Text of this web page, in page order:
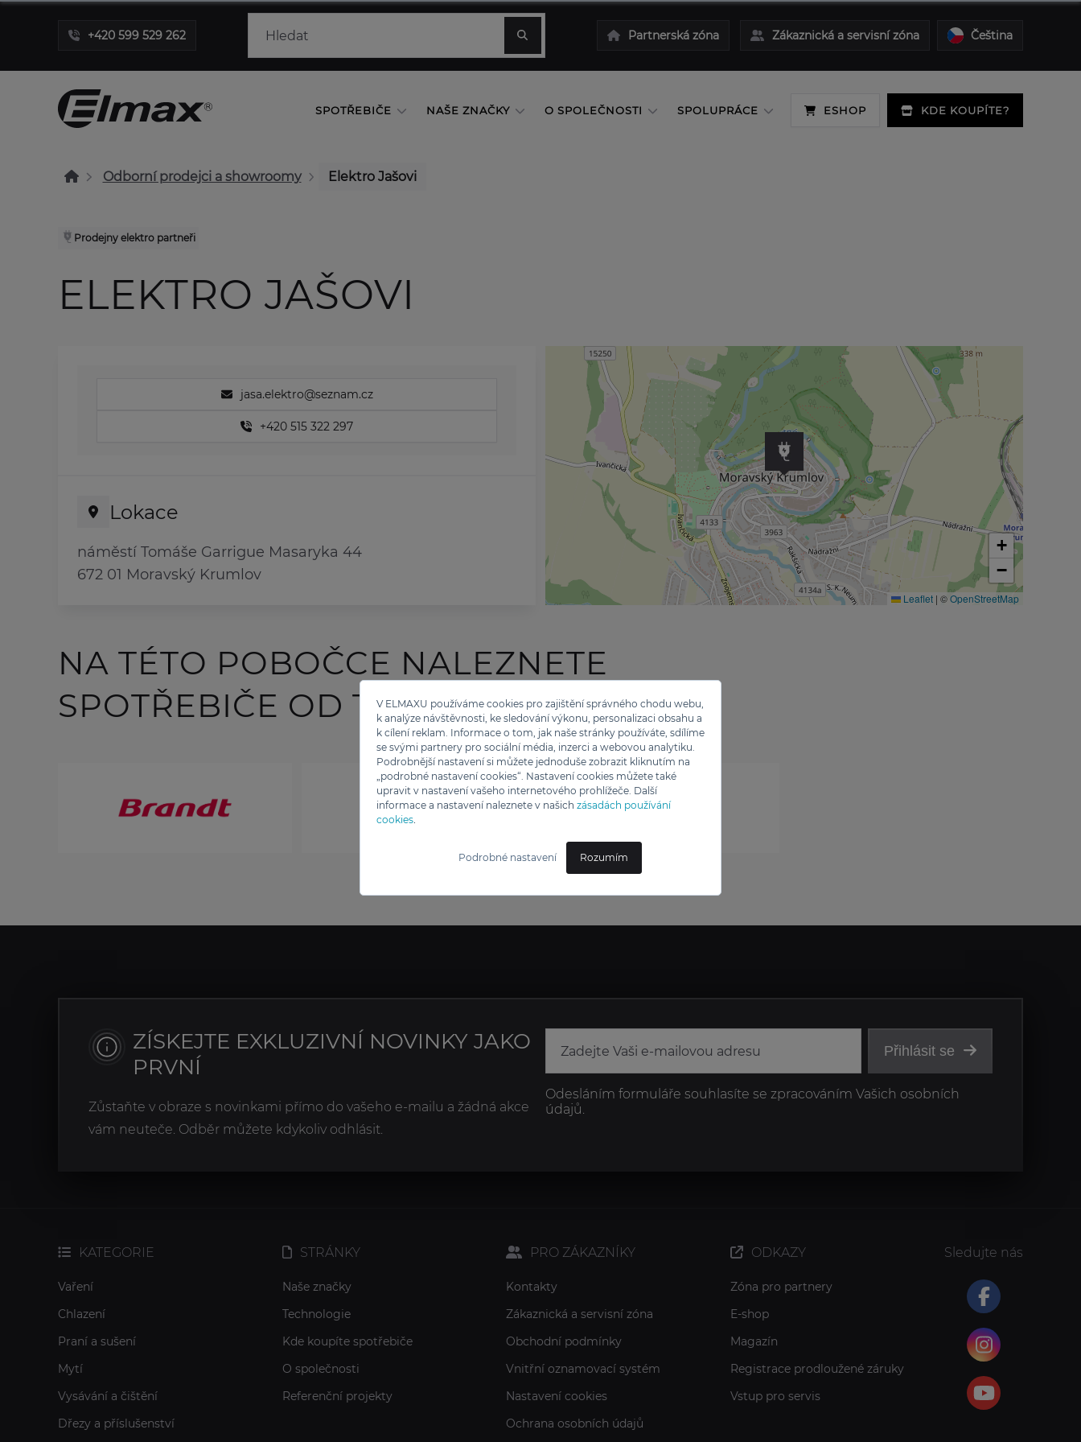
V ELMAXU používáme cookies pro zajištění správného chodu webu,
k analýze návštěvnosti, ke sledování výkonu, personalizaci obsahu a
k cílení reklam. Informace o tom, jak naše stránky používáte, sdílíme
se svými partnery pro sociální média, inzerci a webovou analytiku.
Podrobnější nastavení si můžete jednoduše zobrazit kliknutím na
„podrobné nastavení cookies“. Nastavení cookies můžete také
upravit v nastavení vašeho internetového prohlížeče. Další
informace a nastavení naleznete v našich zásadách používání
cookies.
Podrobné nastavení Rozumím
+420 599 529 262 Partnerská zóna Zákaznická a servisní zóna Čeština
SPOTŘEBIČE NAŠE ZNAČKY O SPOLEČNOSTI SPOLUPRÁCE ESHOP KDE KOUPÍTE?
Odborní prodejci a showroomy Elektro Jašovi
Prodejny elektro partneři
ELEKTRO JAŠOVI
jasa.elektro@seznam.cz
+420 515 322 297
Lokace
náměstí Tomáše Garrigue Masaryka 44
672 01 Moravský Krumlov
+
−
Leaflet | ©OpenStreetMap
NA TÉTO POBOČCE NALEZNETE
SPOTŘEBIČE OD TĚCHTO ZNAČEK
ZÍSKEJTE EXKLUZIVNÍ NOVINKY JAKO
PRVNÍ
Zůstaňte v obraze s novinkami přímo do vašeho e-mailu a žádná akce
vám neuteče. Odběr můžete kdykoliv odhlásit.
Přihlásit se
Odesláním formuláře souhlasíte se zpracováním Vašich osobních
údajů.
KATEGORIE
Vaření
Chlazení
Praní a sušení
Mytí
Vysávání a čištění
Dřezy a příslušenství
STRÁNKY
Naše značky
Technologie
Kde koupíte spotřebiče
O společnosti
Referenční projekty
PRO ZÁKAZNÍKY
Kontakty
Zákaznická a servisní zóna
Obchodní podmínky
Vnitřní oznamovací systém
Nastavení cookies
Ochrana osobních údajů
ODKAZY
Zóna pro partnery
E-shop
Magazín
Registrace prodloužené záruky
Vstup pro servis
Sledujte nás